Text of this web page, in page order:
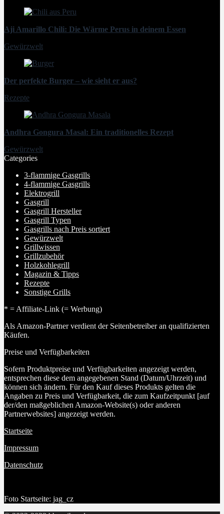
Aji Amarillo Chili: Die Wärme Perus in deinem Essen
Gewürzwelt
Der perfekte Burger – wie sieht er aus?
Rezepte
Andhra Gongura Masal: Ein traditionelles Rezept
Gewürzwelt
Categories
3-flammige Gasgrills
4-flammige Gasgrills
Elektrogrill
Gasgrill
Gasgrill Hersteller
Gasgrill Typen
Gasgrills nach Preis sortiert
Gewürzwelt
Grillwissen
Grillzubehör
Holzkohlegrill
Magazin & Tipps
Rezepte
Sonstige Grills
* = Affiliate-Link (= Werbung)
Als Amazon-Partner verdient der Seitenbetreiber an qualifizierten
Käufen.
Preise und Verfügbarkeiten
Sofern Produktpreise und Verfügbarkeiten angezeigt werden,
entsprechen diese dem angegebenen Stand (Datum/Uhrzeit) und
können sich ändern. Für den Kauf dieses Produkts gelten die
Angaben zu Preis und Verfügbarkeit, die zum Kaufzeitpunkt [auf
der/den maßgeblichen Amazon-Website(s) oder anderen
Partnerwebsites] angezeigt werden.
Startseite
Impressum
Datenschutz
Foto Startseite: jag_cz